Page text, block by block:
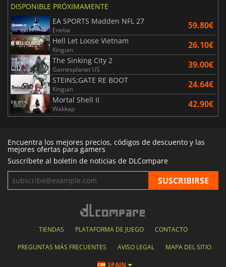
DISPONIBLE PRÓXIMAMENTE
EA SPORTS Madden NFL 27
Eneba 59.80€
Hell Let Loose Vietnam
Kinguin 26.10€
The Sinking City 2
Gamesplanet US 39.00€
STEINS;GATE RE BOOT
Kinguin 24.64€
Mortal Shell II
Wakkap 42.90€
Encuentra los mejores precios, códigos de descuento y las
mejores ofertas para gamers
Suscríbete al boletín de noticias de DLCompare
TIENDAS PLATAFORMA DE JUEGO CONTACTO
PREGUNTAS MÁS FRECUENTES AVISO LEGAL MAPA DEL SITIO
SPAIN